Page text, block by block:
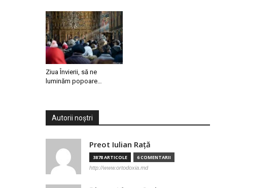
Ziua Învierii, să ne
luminăm popoare…
Autorii noștri
Preot Iulian Raţă
3878 ARTICOLE 6 COMENTARII
http://www.ortodoxia.md